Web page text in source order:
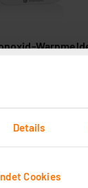
Details
Cookies